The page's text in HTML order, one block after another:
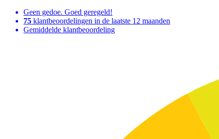
Geen gedoe. Goed geregeld!
75 klantbeoordelingen in de laatste 12 maanden
Gemiddelde klantbeoordeling